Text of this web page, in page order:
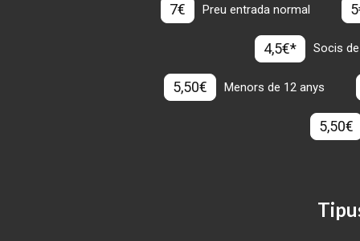
7€ Preu entrada normal
4,5€* Socis
5,50€ Menors de 12 anys
5,50€